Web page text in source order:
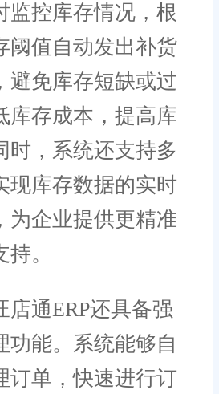
监控库存情况，根
阈值自动发出补货
避免库存短缺或过
库存成本，提高库
时，系统还支持多
现库存数据的实时
为企业提供更精准
。
通ERP还具备强
功能。系统能够自
订单，快速进行订